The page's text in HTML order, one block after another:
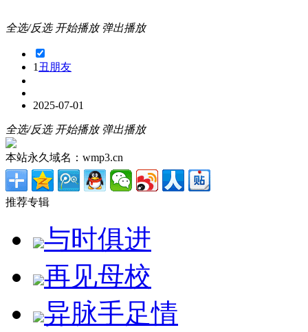
全选/反选 开始播放 弹出播放
1 丑朋友
2025-07-01
全选/反选 开始播放 弹出播放
本站永久域名：wmp3.cn
推荐专辑
与时俱进
再见母校
异脉手足情